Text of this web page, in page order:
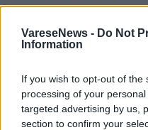
VareseNews - Do Not
Information
If you wish to opt-out of
processing of your
targeted advertising by us,
section to confirm your
ordine infermieri
uil fpl
LEGGI GLI